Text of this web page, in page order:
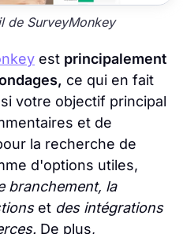
de SurveyMonkey
est principalement
ce qui en fait
votre objectif principal
et de
la recherche de
d'options utiles,
branchement, la
et des intégrations
De plus,